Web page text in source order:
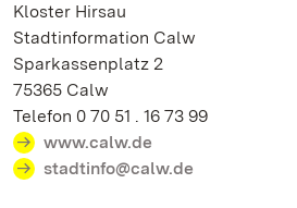
Kloster Hirsau
Stadtinformation Calw
Sparkassenplatz 2
75365 Calw
Telefon 0 70 51 . 16 73 99
www.calw.de
stadtinfo@calw.de